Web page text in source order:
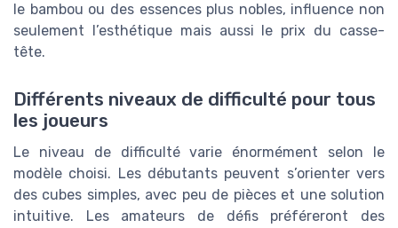
le bambou ou des essences plus nobles, influence non
seulement l’esthétique mais aussi le prix du casse-
tête.
Différents niveaux de difficulté pour tous
les joueurs
Le niveau de difficulté varie énormément selon le
modèle choisi. Les débutants peuvent s’orienter vers
des cubes simples, avec peu de pièces et une solution
intuitive. Les amateurs de défis préféreront des